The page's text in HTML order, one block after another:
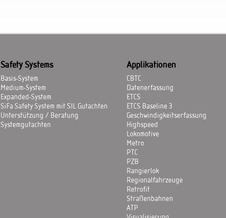
Safety Systems
Basis-System
Medium-System
Expanded-System
SiFa Safety System mit SIL Gutachten
Unterstützung / Beratung
Systemgutachten
Applikationen
CBTC
Datenerfassung
ETCS
ETCS Baseline 3
Geschwindigkeitserfassung
Highspeed
Lokomotive
Metro
PTC
PZB
Rangierlok
Regionalfahrzeuge
Retrofit
Straßenbahnen
ATP